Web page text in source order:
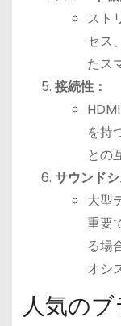
スト
セス
たス
接続性：
を持
との
サウンドシ
大型
重要
る場
オシ
人気の